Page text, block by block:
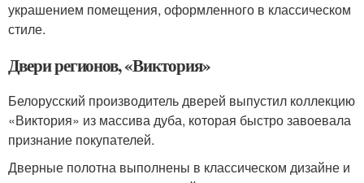
украшением помещения, оформленного в классическом
стиле.
Двери регионов, «Виктория»
Белорусский производитель дверей выпустил коллекцию
«Виктория» из массива дуба, которая быстро завоевала
признание покупателей.
Дверные полотна выполнены в классическом дизайне и